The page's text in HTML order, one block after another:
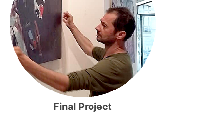
Final Project